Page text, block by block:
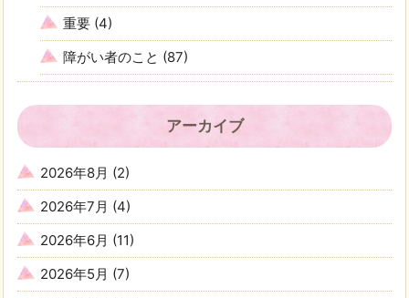
重要 (4)
障がい者のこと (87)
アーカイブ
2026年8月 (2)
2026年7月 (4)
2026年6月 (11)
2026年5月 (7)